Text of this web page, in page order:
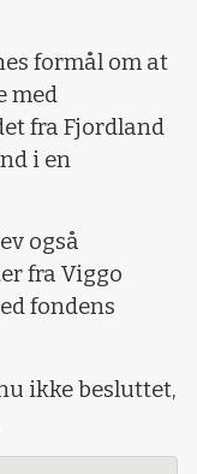
formål om at
med
fra Fjordland
i en
også
fra Viggo
fondens
ikke besluttet,